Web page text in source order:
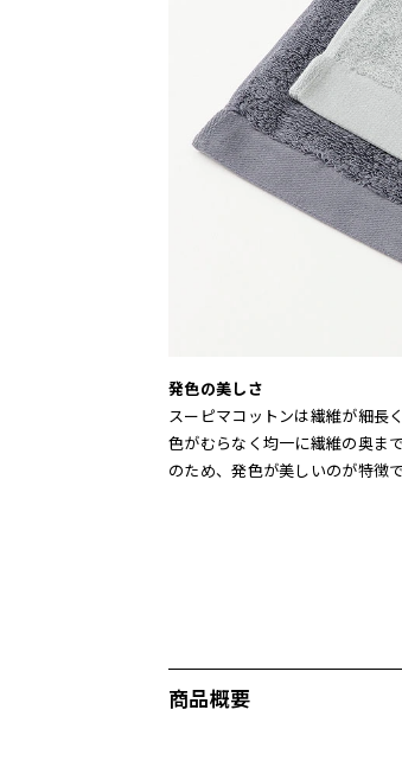
発色の美しさ
スーピマコットンは繊維が細長
色がむらなく均一に繊維の奥ま
のため、発色が美しいのが特徴で
商品概要